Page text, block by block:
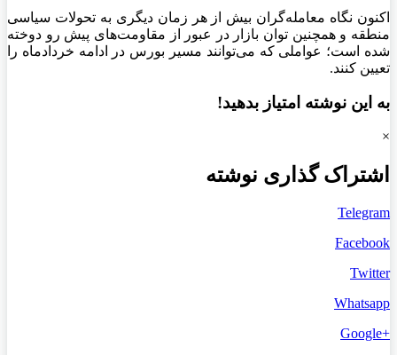
اکنون نگاه معامله‌گران بیش از هر زمان دیگری به تحولات سیاسی
منطقه و همچنین توان بازار در عبور از مقاومت‌های پیش رو دوخته
شده است؛ عواملی که می‌توانند مسیر بورس در ادامه خردادماه را
تعیین کنند.
به این نوشته امتیاز بدهید!
×
اشتراک گذاری نوشته
Telegram
Facebook
Twitter
Whatsapp
+Google